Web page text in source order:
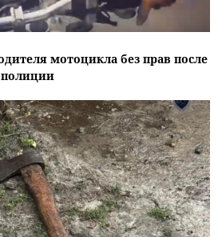
мотоцикла без прав после